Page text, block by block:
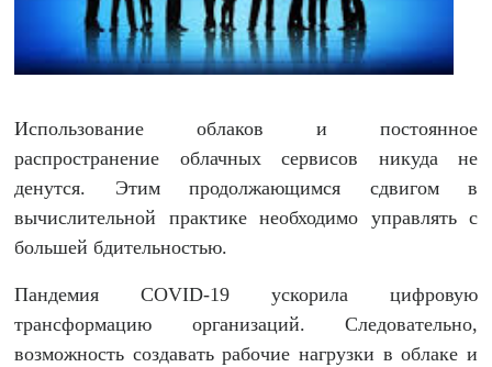
Использование облаков и постоянное
распространение облачных сервисов никуда не
денутся. Этим продолжающимся сдвигом в
вычислительной практике необходимо управлять с
большей бдительностью.
Пандемия COVID-19 ускорила цифровую
трансформацию организаций. Следовательно,
возможность создавать рабочие нагрузки в облаке и